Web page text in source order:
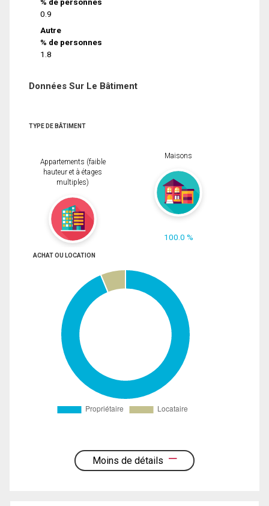
% de personnes
0.9
Autre
% de personnes
1.8
Données Sur Le Bâtiment
TYPE DE BÂTIMENT
Appartements (faible
hauteur et à étages
multiples)
Maisons
100.0 %
ACHAT OU LOCATION
Moins de détails